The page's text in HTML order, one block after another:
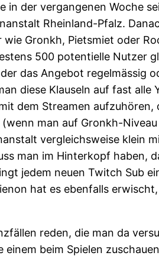
in der vergangenen Woche
Rheinland-Pfalz.
Gronkh, Pietsmiet oder
500 potentielle Nutzer
das Angebot regelmässig
diese Klauseln auf fast alle
dem Streamen aufzuhören,
man auf Gronkh-
vergleichsweise klein
man im Hinterkopf haben,
jedem neuen Twitch Sub
hat es ebenfalls
reden, die man da
beim Spielen